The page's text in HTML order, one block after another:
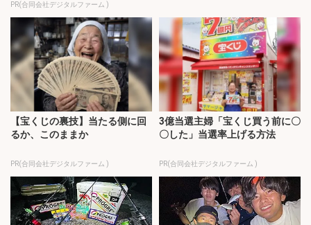
PR(合同会社デジタルファーム )
【宝くじの裏技】当たる側に回
るか、このままか
PR(合同会社デジタルファーム )
3億当選主婦「宝くじ買う前に〇
〇した」当選率上げる方法
PR(合同会社デジタルファーム )